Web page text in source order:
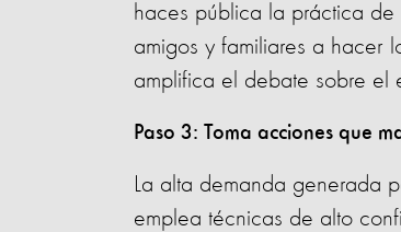
haces pública la práctica de
amigos y familiares a hacer
amplifica el debate sobre el
Paso 3: Toma acciones que
La alta demanda generada
emplea técnicas de alto